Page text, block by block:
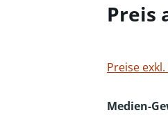
Preis
Preise
Medien-